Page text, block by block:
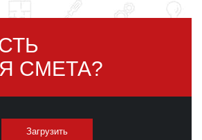
СМЕТА?
Загрузить